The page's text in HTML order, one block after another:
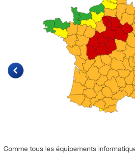
Comme tous les équipements